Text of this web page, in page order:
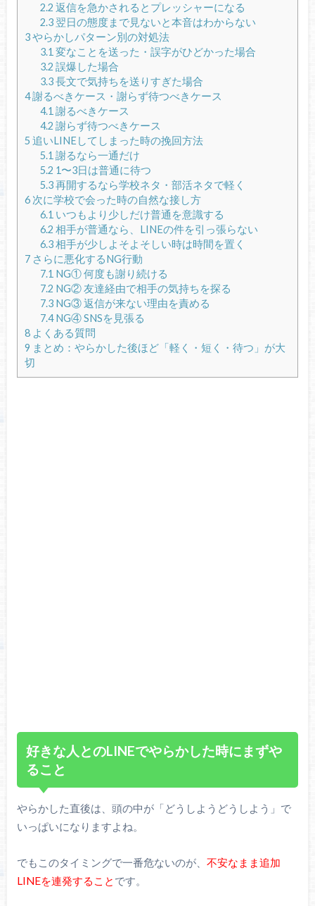
2.2 返信を急かされるとプレッシャーになる
2.3翌日の態度まで見ないと本音はわからない
3やらかしパターン別の対処法
3.1 変なことを送った・誤字がひどかった場合
3.2 誤爆した場合
3.3長文で気持ちを送りすぎた場合
4謝るべきケース・謝らず待つべきケース
4.1 謝るべきケース
4.2 謝らず待つべきケース
5 追いLINEしてしまった時の挽回方法
5.1 謝るなら一通だけ
5.2 1〜3日は普通に待つ
5.3再開するなら学校ネタ・部活ネタで軽く
6次に学校で会った時の自然な接し方
6.1 いつもより少しだけ普通を意識する
6.2 相手が普通なら、LINEの件を引っ張らない
6.3相手が少しよそよそしい時は時間を置く
7さらに悪化するNG行動
7.1 NG① 何度も謝り続ける
7.2 NG② 友達経由で相手の気持ちを探る
7.3NG③ 返信が来ない理由を責める
7.4NG④ SNSを見張る
8よくある質問
9 まとめ：やらかした後ほど「軽く・短く・待つ」が大
切
好きな人とのLINEでやらかした時にまずや
ること
やらかした直後は、頭の中が「どうしようどうしよう」で
いっぱいになりますよね。
でもこのタイミングで一番危ないのが、 不安なまま追加
LINEを連発すること です。